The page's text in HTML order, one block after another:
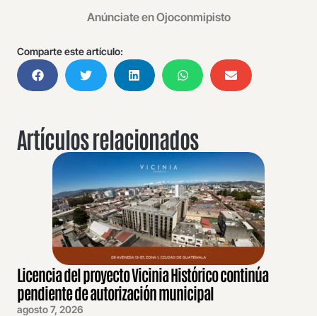
Anúnciate en Ojoconmipisto
Comparte este artículo:
Artículos relacionados
Licencia del proyecto Vicinia Histórico continúa
pendiente de autorización municipal
agosto 7, 2026